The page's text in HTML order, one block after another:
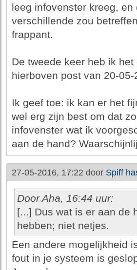
leeg infovenster kreeg,
verschillende zou
frappant.
De tweede keer heb ik
hierboven post van 20-
Ik geef toe: ik kan er het
wel erg zijn best om dat
infovenster wat ik
aan de hand?
27-05-2016, 17:22 door Spiff
Door Aha, 16:44 uur:
[...] Dus wat is er aan de
hebben; niet netjes.
Een andere mogelijkheid
fout in je systeem is